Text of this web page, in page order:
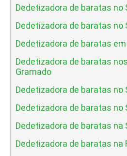
Dedetizadora de baratas no
Dedetizadora de baratas no
Dedetizadora de baratas
Dedetizadora de baratas
Gramado
Dedetizadora de baratas no
Dedetizadora de baratas no
Dedetizadora de baratas na
Dedetizadora de baratas na